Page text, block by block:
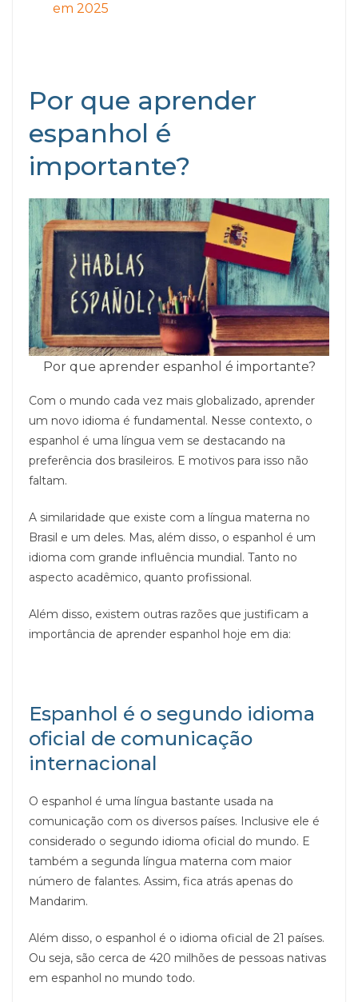
em 2025
Por que aprender
espanhol é
importante?
Por que aprender espanhol é importante?
Com o mundo cada vez mais globalizado, aprender
um novo idioma é fundamental. Nesse contexto, o
espanhol é uma língua vem se destacando na
preferência dos brasileiros. E motivos para isso não
faltam.
A similaridade que existe com a língua materna no
Brasil e um deles. Mas, além disso, o espanhol é um
idioma com grande influência mundial. Tanto no
aspecto acadêmico, quanto profissional.
Além disso, existem outras razões que justificam a
importância de aprender espanhol hoje em dia:
Espanhol é o segundo idioma
oficial de comunicação
internacional
O espanhol é uma língua bastante usada na
comunicação com os diversos países. Inclusive ele é
considerado o segundo idioma oficial do mundo. E
também a segunda língua materna com maior
número de falantes. Assim, fica atrás apenas do
Mandarim.
Além disso, o espanhol é o idioma oficial de 21 países.
Ou seja, são cerca de 420 milhões de pessoas nativas
em espanhol no mundo todo.